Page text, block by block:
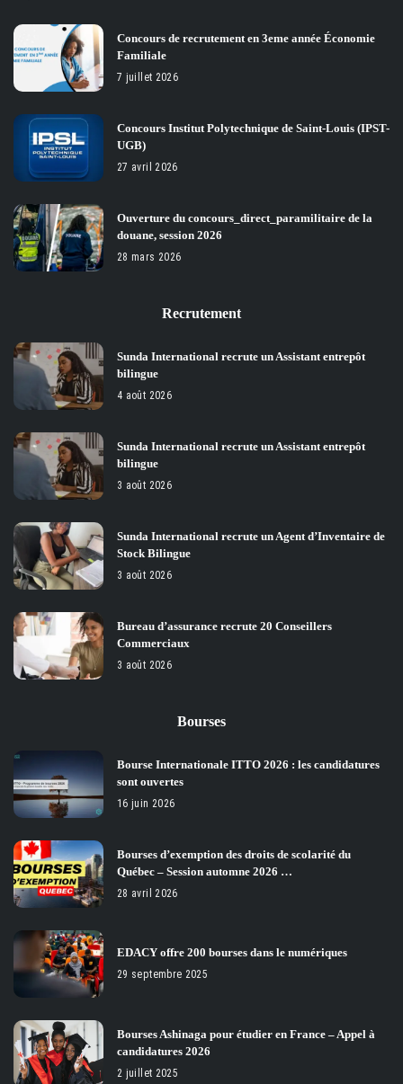
Concours de recrutement en 3eme année Économie
Familiale
7 juillet 2026
Concours Institut Polytechnique de Saint-Louis (IPST-
UGB)
27 avril 2026
Ouverture du concours_direct_paramilitaire de la
douane, session 2026
28 mars 2026
Recrutement
Sunda International recrute un Assistant entrepôt
bilingue
4 août 2026
Sunda International recrute un Assistant entrepôt
bilingue
3 août 2026
Sunda International recrute un Agent d’Inventaire de
Stock Bilingue
3 août 2026
Bureau d’assurance recrute 20 Conseillers
Commerciaux
3 août 2026
Bourses
Bourse Internationale ITTO 2026 : les candidatures
sont ouvertes
16 juin 2026
Bourses d’exemption des droits de scolarité du
Québec – Session automne 2026 …
28 avril 2026
EDACY offre 200 bourses dans le numériques
29 septembre 2025
Bourses Ashinaga pour étudier en France – Appel à
candidatures 2026
2 juillet 2025